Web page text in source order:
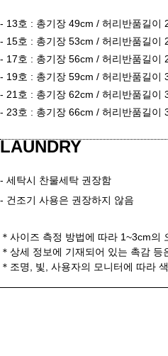
- 13호 : 총기장 49cm / 허리반품길이
- 15호 : 총기장 53cm / 허리반품길이
- 17호 : 총기장 56cm / 허리반품길이
- 19호 : 총기장 59cm / 허리반품길이
- 21 호 : 총기장 62cm / 허리반품길이
- 23호 : 총기장 66cm / 허리반품길이
LAUNDRY
- 세탁시 찬물세탁 권장함
- 건조기 사용은 권장하지 않음
＊사이즈 측정 방법에 따라 1~3cm의
＊ 상세 정보에 기재되어 있는 촉감 등
＊ 조명, 빛, 사용자의 모니터에 따라